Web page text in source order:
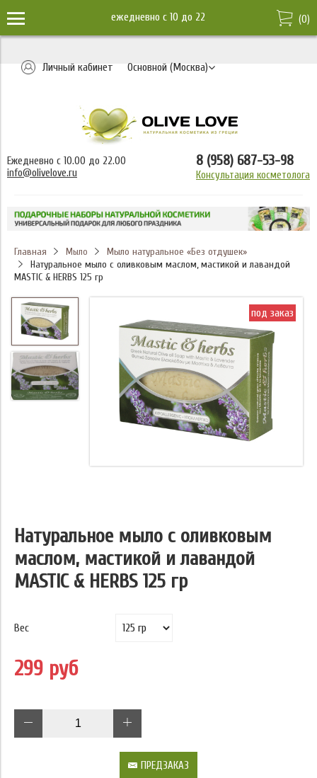
ежедневно c 10 до 22 (0)
Личный кабинет Основной (Москва)
Ежедневно с 10.00 до 22.00
info@olivelove.ru
8 (958) 687-53-98
Консультация косметолога
Главная Мыло
Мыло натуральное «Без отдушек»
Натуральное мыло с оливковым маслом, мастикой и лавандой
MASTIC & HERBS 125 гр
под заказ
Натуральное мыло с оливковым
маслом, мастикой и лавандой
MASTIC & HERBS 125 гр
Вес
299 руб
ПРЕДЗАКАЗ